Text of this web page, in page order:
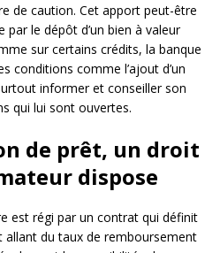
de caution. Cet apport peut-être
le dépôt d’un bien à valeur
sur certains crédits, la banque
conditions comme l’ajout d’un
informer et conseiller son
qui lui sont ouvertes.
de prêt, un droit
dispose
est régi par un contrat qui définit
du taux de remboursement